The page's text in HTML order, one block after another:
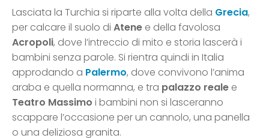
Lasciata la Turchia si riparte alla volta della Grecia,
per calcare il suolo di Atene e della favolosa
Acropoli, dove l’intreccio di mito e storia lascerà i
bambini senza parole. Si rientra quindi in Italia
approdando a Palermo, dove convivono l’anima
araba e quella normanna, e tra palazzo reale e
Teatro Massimo i bambini non si lasceranno
scappare l’occasione per un cannolo, una panella
o una deliziosa granita.